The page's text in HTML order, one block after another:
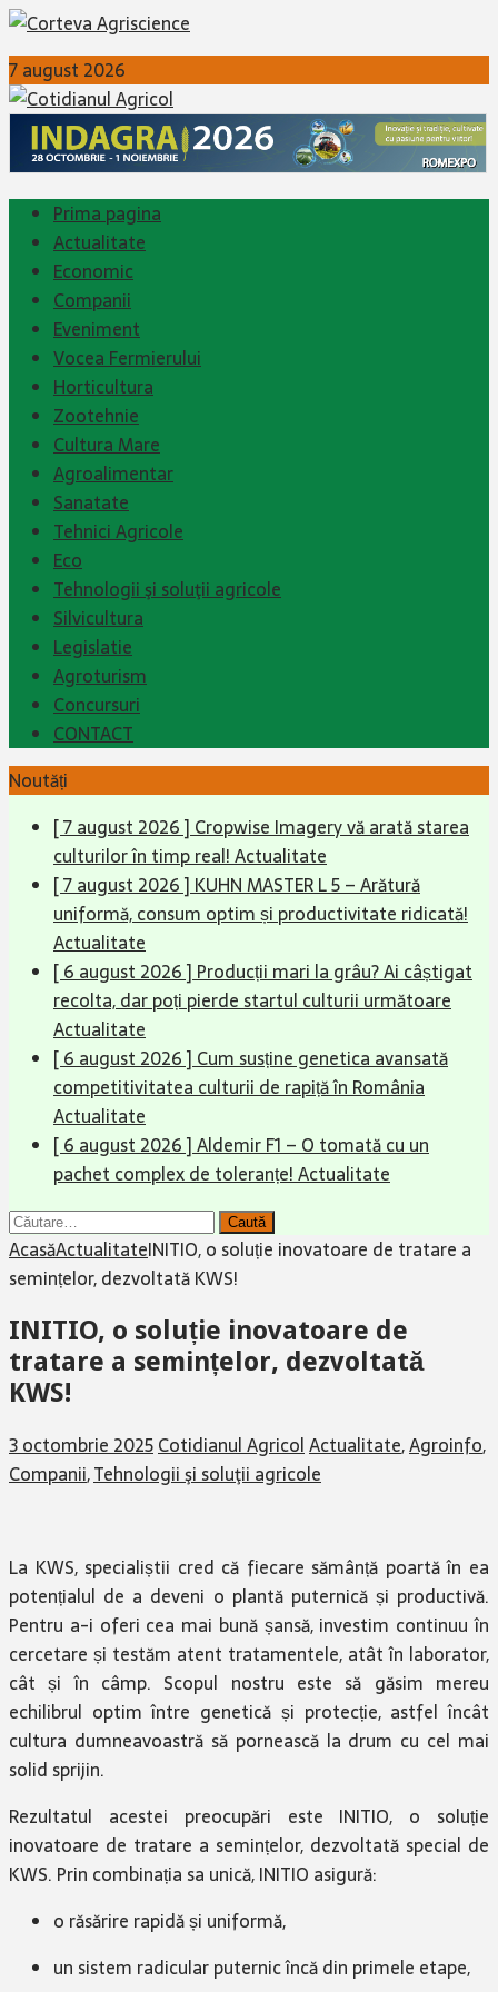
7 august 2026
Prima pagina
Actualitate
Economic
Companii
Eveniment
Vocea Fermierului
Horticultura
Zootehnie
Cultura Mare
Agroalimentar
Sanatate
Tehnici Agricole
Eco
Tehnologii şi soluţii agricole
Silvicultura
Legislatie
Agroturism
Concursuri
CONTACT
Noutăți
[ 7 august 2026 ] Cropwise Imagery vă arată starea
culturilor în timp real!Actualitate
[ 7 august 2026 ] KUHN MASTER L 5 – Arătură
uniformă, consum optim și productivitate ridicată!
Actualitate
[ 6 august 2026 ] Producții mari la grâu? Ai câștigat
recolta, dar poți pierde startul culturii următoare
Actualitate
[ 6 august 2026 ] Cum susține genetica avansată
competitivitatea culturii de rapiță în România
Actualitate
[ 6 august 2026 ]Aldemir F1 – O tomată cu un
pachet complex de toleranțe!Actualitate
Caută
după:
AcasăActualitateINITIO, o soluție inovatoare de tratare a
semințelor, dezvoltată KWS!
INITIO, o soluție inovatoare de
tratare a semințelor, dezvoltată
KWS!
3 octombrie 2025Cotidianul AgricolActualitate,Agroinfo,
Companii,Tehnologii şi soluţii agricole
La KWS, specialiștii cred că fiecare sămânță poartă în ea
potențialul de a deveni o plantă puternică și productivă.
Pentru a-i oferi cea mai bună șansă, investim continuu în
cercetare și testăm atent tratamentele, atât în laborator,
cât și în câmp. Scopul nostru este să găsim mereu
echilibrul optim între genetică și protecție, astfel încât
cultura dumneavoastră să pornească la drum cu cel mai
solid sprijin.
Rezultatul acestei preocupări este INITIO, o soluție
inovatoare de tratare a semințelor, dezvoltată special de
KWS. Prin combinația sa unică, INITIO asigură:
o răsărire rapidă și uniformă,
un sistem radicular puternic încă din primele etape,